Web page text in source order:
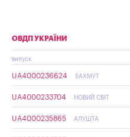
ОВДП УКРАЇНИ
випуск
UA4000236624 БАХМУТ
UA4000233704 НОВИЙ СВІТ
UA4000235865 АЛУШТА